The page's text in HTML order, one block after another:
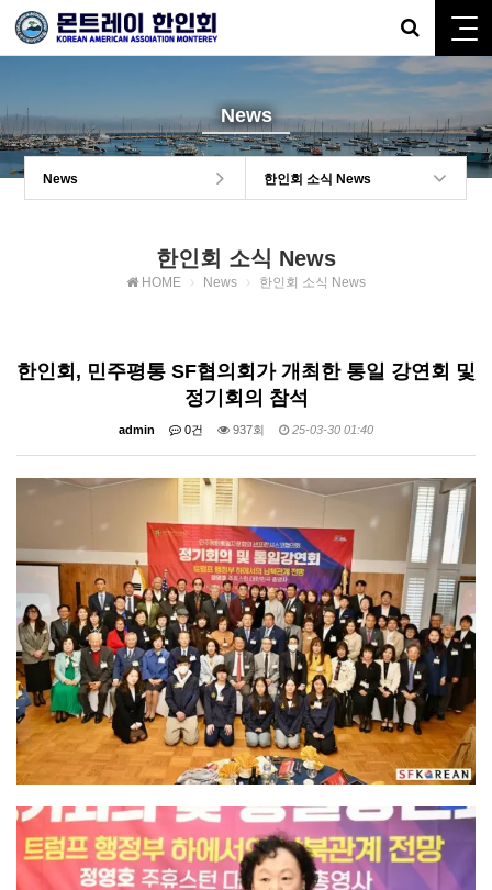
News
News 한인회 소식 News
한인회 소식 News
HOME News 한인회 소식 News
한인회, 민주평통 SF협의회가 개최한 통일 강연회 및
정기회의 참석
admin 0건 937회 25-03-30 01:40